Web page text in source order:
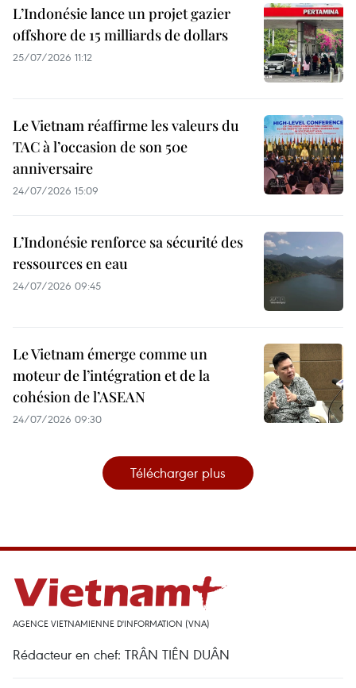
L’Indonésie lance un projet gazier
offshore de 15 milliards de dollars
25/07/2026 11:12
Le Vietnam réaffirme les valeurs du
TAC à l’occasion de son 50e
anniversaire
24/07/2026 15:09
L’Indonésie renforce sa sécurité des
ressources en eau
24/07/2026 09:45
Le Vietnam émerge comme un
moteur de l’intégration et de la
cohésion de l’ASEAN
24/07/2026 09:30
Télécharger plus
AGENCE VIETNAMIENNE D'INFORMATION (VNA)
Rédacteur en chef: TRÂN TIÊN DUÂN